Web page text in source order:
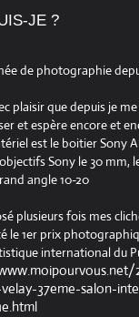
JE ?
de photographie
plaisir que depuis je
et espère encore et
est le boitier Sony
Sony le 30 mm,
angle 10-20
plusieurs fois mes
le 1er prix
international du
37eme-salon-